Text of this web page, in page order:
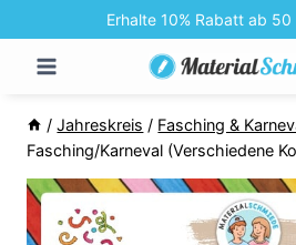
Inhalt
springen
Erhalte 10% Rabatt ab
/ Jahreskreis / Fasching &
Fasching/Karneval (Verschiedene